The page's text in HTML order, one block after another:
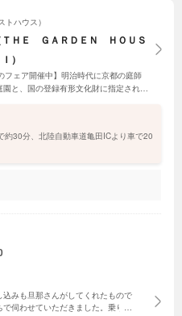
に残る結婚式でした。
ハウス）
ＴＨＥ ＧＡＲＤＥＮ ＨＯＵＳ
）
フェア開催中】明治時代に京都の庭師
と、国の登録有形文化財に指定された
約30分、北陸自動車道亀田ICより車で20
みも旦那さんがしてくれたもので
伺わせていただきました。 乗り気